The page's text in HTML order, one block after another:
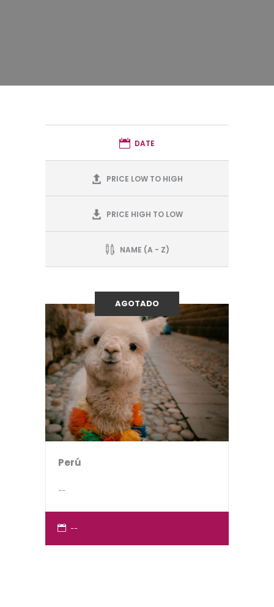
DATE
PRICE LOW TO HIGH
PRICE HIGH TO LOW
NAME (A - Z)
AGOTADO
Perú
--
--